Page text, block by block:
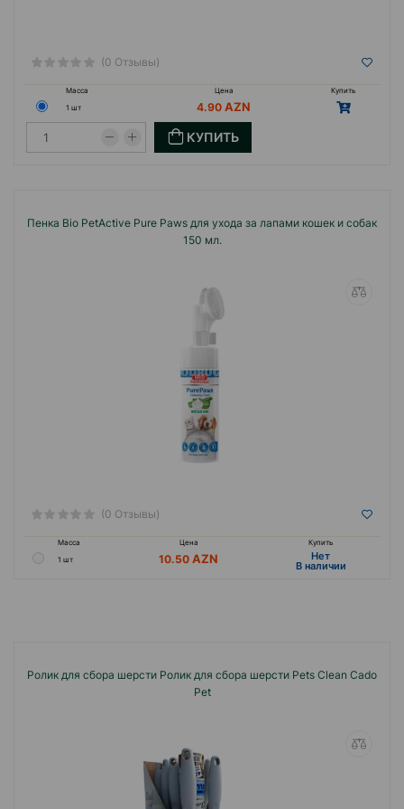
(0 Отзывы)
Масса Цена
Купить
1 шт
4.90
КУПИТЬ
Пенка Bio PetActive Pure Paws для ухода за лапами кошек и собак
150 мл.
(0 Отзывы)
Масса Цена
Купить
1 шт
10.50 Hет
B наличии
Ролик для сбора шерсти Ролик для сбора шерсти Pets Clean Cado
Pet